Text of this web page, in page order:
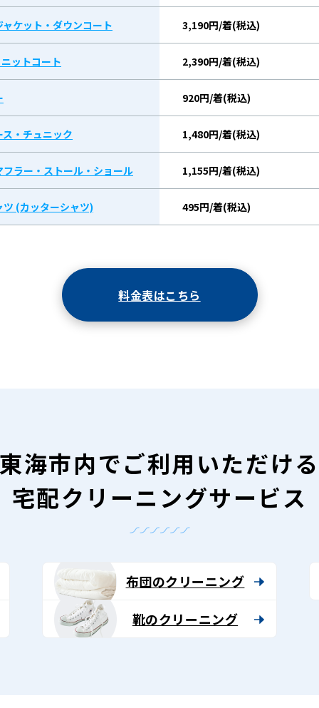
ャケット・ダウンコート 3,190円/着(税込)
ットコート 2,390円/着(税込)
920円/着(税込)
ス・チュニック 1,480円/着(税込)
フラー・ストール・ショール 1,155円/着(税込)
ツ (カッターシャツ) 495円/着(税込)
料金表はこちら
東海市内でご利用いただける
宅配クリーニングサービス
布団のクリーニング
靴のクリーニング